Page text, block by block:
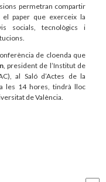
permetran compartir
el paper que exerceix la
socials, tecnològics i
de cloenda que
, president de l’Institut de
al Saló d’Actes de la
les 14 hores, tindrà lloc
de València.